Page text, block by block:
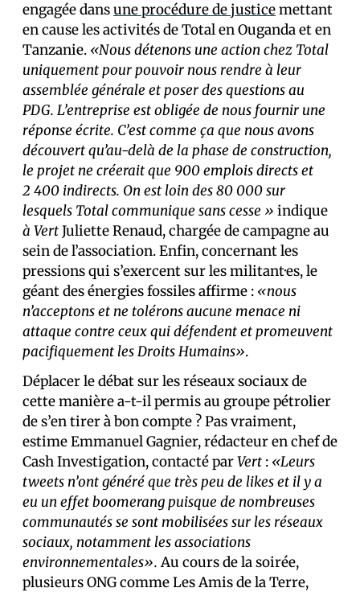
engagée dansune procédure de justicemettant
en cause les activités de Total en Ouganda et en
Tanzanie. «Nous détenons une action chez Total
uniquement pour pouvoir nous rendre à leur
assemblée générale et poser des questions au
PDG. L’entreprise est obligée de nous fournir une
réponse écrite. C’est comme ça que nous avons
découvert qu’au-delà de la phase de construction,
le projet ne créerait que 900 emplois directs et
2 400 indirects. On est loin des 80 000 sur
lesquels Total communique sans cesse » indique
à VertJuliette Renaud, chargée de campagne au
sein de l’association. Enfin, concernant les
pressions qui s’exercent sur les militant·es, le
géant des énergies fossiles affirme : «nous
n’acceptons et ne tolérons aucune menace ni
attaque contre ceux qui défendent et promeuvent
pacifiquement les Droits Humains».
Déplacer le débat sur les réseaux sociaux de
cette manière a-t-il permis au groupe pétrolier
de s’en tirer à bon compte ? Pas vraiment,
estime Emmanuel Gagnier, rédacteur en chef de
Cash Investigation, contacté parVert : «Leurs
tweets n’ont généré que très peu de likes et il y a
eu un effet boomerang puisque de nombreuses
communautés se sont mobilisées sur les réseaux
sociaux, notamment les associations
environnementales».Au cours de la soirée,
plusieurs ONG comme Les Amis de la Terre,